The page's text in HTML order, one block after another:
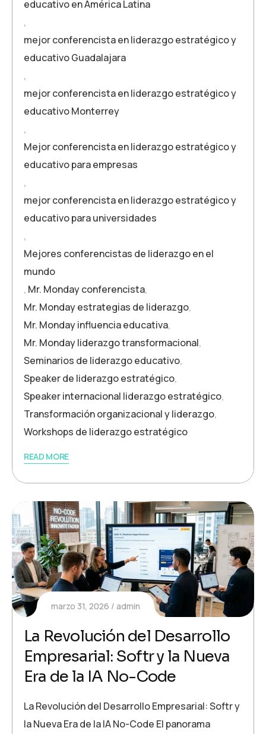
educativo en América Latina
,
mejor conferencista en liderazgo estratégico y
educativo Guadalajara
,
mejor conferencista en liderazgo estratégico y
educativo Monterrey
,
Mejor conferencista en liderazgo estratégico y
educativo para empresas
,
mejor conferencista en liderazgo estratégico y
educativo para universidades
,
Mejores conferencistas de liderazgo en el
mundo
, Mr. Monday conferencista,
Mr. Monday estrategias de liderazgo,
Mr. Monday influencia educativa,
Mr. Monday liderazgo transformacional,
Seminarios de liderazgo educativo,
Speaker de liderazgo estratégico,
Speaker internacional liderazgo estratégico,
Transformación organizacional y liderazgo,
Workshops de liderazgo estratégico
READ MORE
marzo 31, 2026 admin
La Revolución del Desarrollo
Empresarial: Softr y la Nueva
Era de la IA No-Code
La Revolución del Desarrollo Empresarial: Softr y
la Nueva Era de la IA No-Code El panorama